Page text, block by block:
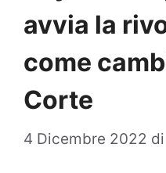
avvia la
come
Corte
4 Dicembre 2022 di